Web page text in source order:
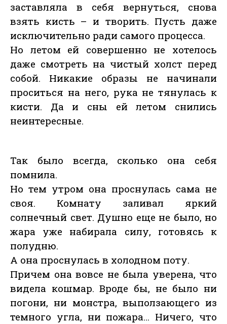
заставляла в себя вернуться, снова
взять кисть – и творить. Пусть даже
исключительно ради самого процесса.
Но летом ей совершенно не хотелось
даже смотреть на чистый холст перед
собой. Никакие образы не начинали
проситься на него, рука не тянулась к
кисти. Да и сны ей летом снились
неинтересные.
Так было всегда, сколько она себя
помнила.
Но тем утром она проснулась сама не
своя. Комнату заливал яркий
солнечный свет. Душно еще не было, но
жара уже набирала силу, готовясь к
полудню.
А она проснулась в холодном поту.
Причем она вовсе не была уверена, что
видела кошмар. Вроде бы, не было ни
погони, ни монстра, выползающего из
темного угла, ни пожара… Ничего, что